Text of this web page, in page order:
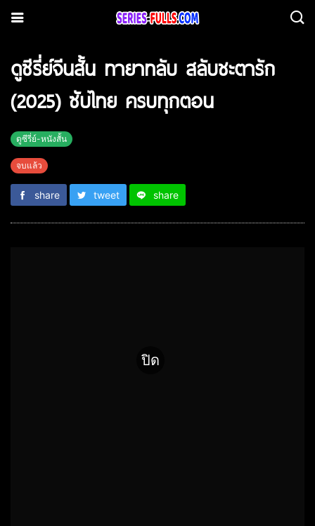
ดูซีรี่ย์จีนสั้น ทายาทลับ สลับชะตารัก
(2025) ซับไทย ครบทุกตอน
ดูซีรี่ย์-หนังสั้น
จบแล้ว
share tweet share
ปิด